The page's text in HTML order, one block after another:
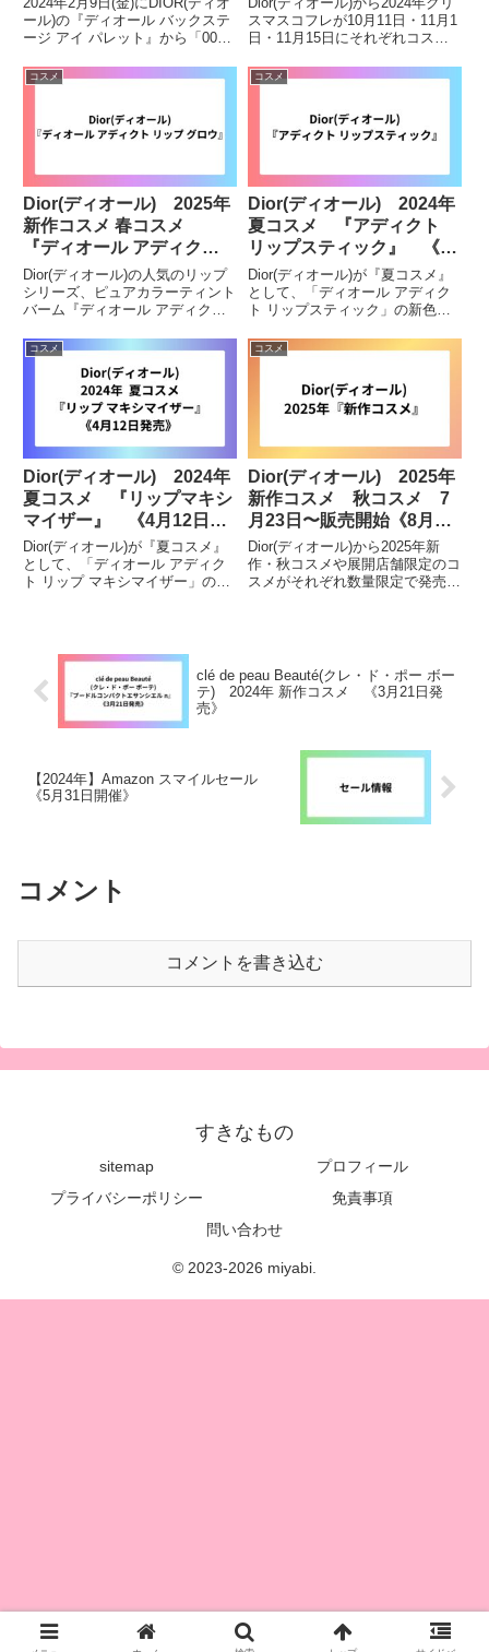
ール)の『ディオール バックステ
ージ アイ パレット』から「001
が発売されました。今回発売され
る商品どちらとも、ブラウン系の
月15日発売》
スマスコフレが10月11日・11月1
日・11月15日にそれぞれコスメ
ールの2024年クリスマスコスメ
は、ヴェルサイユ宮殿で開催され
華なコス...
コスメ
Dior(ディオール) 2025年
新作コスメ 春コスメ
『ディオール アディクト
リップ グロウ』 リニュ
ーアル 《1月1日発売》
Dior(ディオール)の人気のリップ
シリーズ、ピュアカラーティント
バーム『ディオール アディクト
にリニューアルします。気になっ
ている方・購入を検討している方
などはチェックしてみて下さい。
ディオール アデ...
コスメ
Dior(ディオール) 2024年
夏コスメ 『アディクト
リップスティック』 《4
月12日・17日発売》
Dior(ディオール)が『夏コスメ』
として、「ディオール アディク
ト リップスティック」の新色や
クト クチュール リップスティッ
ク ケース」が2024年4月12日(金)
より発売されます。先行発売とし
て、4月10...
コスメ
Dior(ディオール) 2024年
夏コスメ 『リップマキシ
マイザー』 《4月12日発
売》
Dior(ディオール)が『夏コスメ』
として、「ディオール アディク
ト リップ マキシマイザー」の限
イザー商品概要チェリー オイル
コスメ
Dior(ディオール) 2025年
新作コスメ 秋コスメ 7
月23日〜販売開始《8月1
日発売》
Dior(ディオール)から2025年新
作・秋コスメや展開店舗限定のコ
スメがそれぞれ数量限定で発売し
ザー パレットチーク...
clé de peau Beauté(クレ・ド・ポー ボー
テ) 2024年 新作コスメ 《3月21日発
売》
【2024年】Amazon スマイルセール
《5月31日開催》
コメント
コメントを書き込む
すきなもの
sitemap
プロフィール
プライバシーポリシー
免責事項
問い合わせ
© 2023-2026 miyabi.